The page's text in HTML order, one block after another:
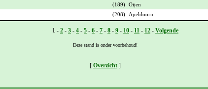
(189) Oijen
(208) Apeldoorn
1 - 2 - 3 - 4 - 5 - 6 - 7 - 8 - 9 - 10 - 11 - 12 - Volgende
Deze stand is onder voorbehoud!
[ Overzicht ]